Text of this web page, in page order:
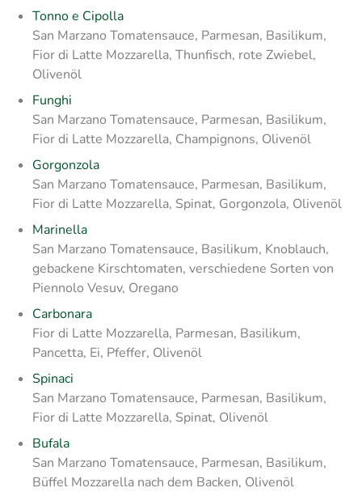
Tonno e Cipolla
San Marzano Tomatensauce, Parmesan, Basilikum,
Fior di Latte Mozzarella, Thunfisch, rote Zwiebel,
Olivenöl
Funghi
San Marzano Tomatensauce, Parmesan, Basilikum,
Fior di Latte Mozzarella, Champignons, Olivenöl
Gorgonzola
San Marzano Tomatensauce, Parmesan, Basilikum,
Fior di Latte Mozzarella, Spinat, Gorgonzola, Olivenöl
Marinella
San Marzano Tomatensauce, Basilikum, Knoblauch,
gebackene Kirschtomaten, verschiedene Sorten von
Piennolo Vesuv, Oregano
Carbonara
Fior di Latte Mozzarella, Parmesan, Basilikum,
Pancetta, Ei, Pfeffer, Olivenöl
Spinaci
San Marzano Tomatensauce, Parmesan, Basilikum,
Fior di Latte Mozzarella, Spinat, Olivenöl
Bufala
San Marzano Tomatensauce, Parmesan, Basilikum,
Büffel Mozzarella nach dem Backen, Olivenöl